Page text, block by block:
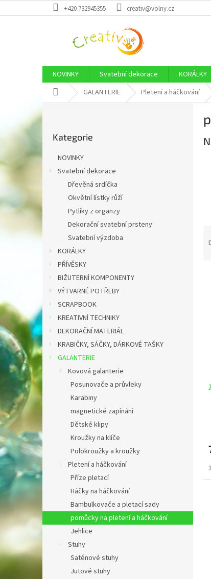
na
+420 732945355 creativ@volny.cz
NOVINKY Svatební dekorace KORÁLKY
Domů GALANTERIE Pletení a háčkování
P
o
p
a
n
kategorie
Kategorie
NOVINKY
Svatební dekorace
Dřevěná srdíčka
Okvětní lístky růží
Pytlíky z organzy
Dekorační svatební prsteny
Svatební výzdoba
KORÁLKY
PŘÍVĚSKY
BIŽUTERNÍ KOMPONENTY
VÝTVARNÉ POTŘEBY
SCRAPBOOK
KREATIVNÍ TECHNIKY
DEKORAČNÍ MATERIÁL
KRABIČKY, SÁČKY, DÁRKOVÉ TAŠKY
GALANTERIE
Kovová galanterie
Posunovače a průvleky
Karabiny
magnetické zapínání
Dětské klipy
Kroužky na klíče
Polokroužky a kroužky
Pletení a háčkování
Příze pletací
Háčky na háčkování
Bambulkovače a pletací sady
pomůcky na pletení a háčkování
Jehlice
Stuhy
Saténové stuhy
Jutové stuhy